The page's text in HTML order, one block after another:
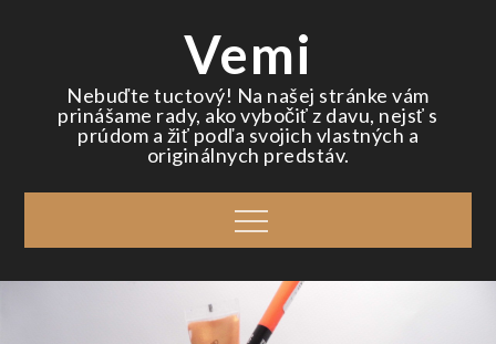
Vemi
Nebuďte tuctový! Na našej stránke vám
prinášame rady, ako vybočiť z davu, nejsť s
prúdom a žiť podľa svojich vlastných a
originálnych predstáv.
Menu